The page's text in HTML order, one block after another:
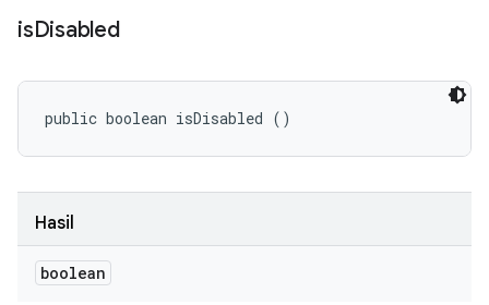
isDisabled
public boolean isDisabled ()
Hasil
boolean